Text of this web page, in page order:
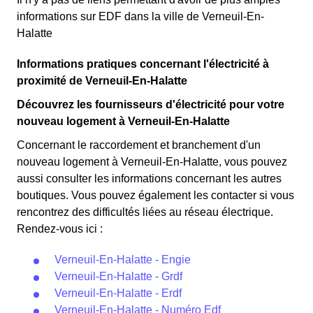
informations sur EDF dans la ville de Verneuil-En-
Halatte
Informations pratiques concernant l'électricité à
proximité de Verneuil-En-Halatte
Découvrez les fournisseurs d'électricité pour votre
nouveau logement à Verneuil-En-Halatte
Concernant le raccordement et branchement d'un
nouveau logement à Verneuil-En-Halatte, vous pouvez
aussi consulter les informations concernant les autres
boutiques. Vous pouvez également les contacter si vous
rencontrez des difficultés liées au réseau électrique.
Rendez-vous ici :
Verneuil-En-Halatte - Engie
Verneuil-En-Halatte - Grdf
Verneuil-En-Halatte - Erdf
Verneuil-En-Halatte - Numéro Edf